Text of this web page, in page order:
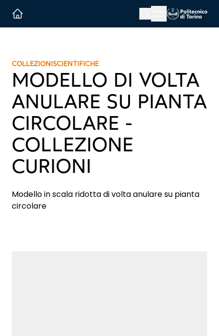
Menu button
COLLEZIONISCIENTIFICHE
MODELLO DI VOLTA
ANULARE SU PIANTA
CIRCOLARE -
COLLEZIONE
CURIONI
Modello in scala ridotta di volta anulare su pianta
circolare